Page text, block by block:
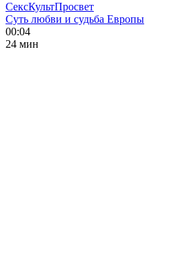
СексКультПросвет
Суть любви и судьба Европы
00:04
24 мин